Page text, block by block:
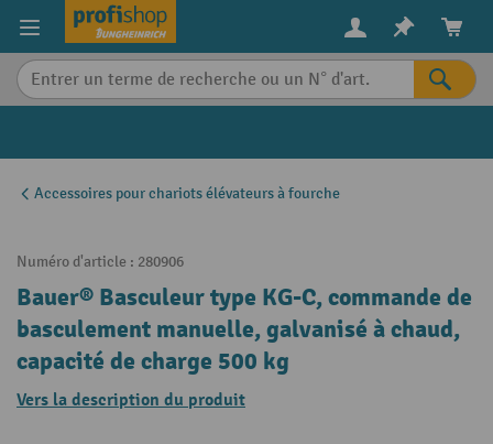
content
Accessoires pour chariots élévateurs à fourche
Numéro d'article : 280906
Bauer® Basculeur type KG-C, commande de
basculement manuelle, galvanisé à chaud,
capacité de charge 500 kg
Vers la description du produit